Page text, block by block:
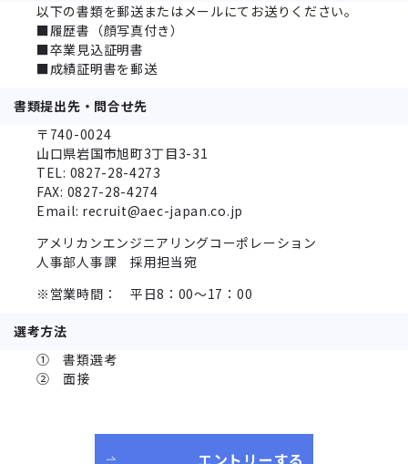
以下の書類を郵送またはメールにてお送りください。
■履歴書（顔写真付き）
■卒業見込証明書
■成績証明書を郵送
書類提出先・問合せ先
〒740-0024
山口県岩国市旭町3丁目3-31
TEL: 0827-28-4273
FAX: 0827-28-4274
Email: recruit@aec-japan.co.jp
アメリカンエンジニアリングコーポレーション
人事部人事課 採用担当宛
※営業時間： 平日8：00～17：00
選考方法
① 書類選考
② 面接
エントリーする